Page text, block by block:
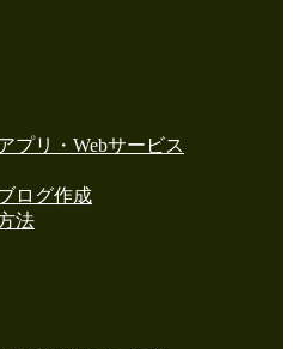
プリ・Webサービス
ログ作成
法